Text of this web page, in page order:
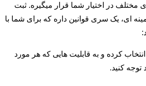
مختلف در اختیار شما قرار میگیره. ثبت
ای، یک سری قوانین داره که برای شما با
انتخاب کرده و به قابلیت هایی که هر مورد
کنید.